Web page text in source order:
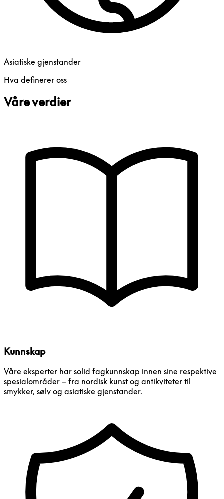
Asiatiske gjenstander
Hva definerer oss
Våre verdier
Kunnskap
Våre eksperter har solid fagkunnskap innen sine respektive
spesialområder – fra nordisk kunst og antikviteter til
smykker, sølv og asiatiske gjenstander.